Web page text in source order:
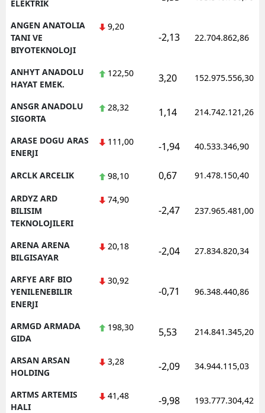
ELEKTRIK
ANGEN ANATOLIA
TANI VE
BIYOTEKNOLOJI
9,20
-2,13 22.704.862,86
ANHYT ANADOLU
HAYAT EMEK.
122,50 3,20 152.975.556,30
ANSGR ANADOLU
SIGORTA
28,32 1,14 214.742.121,26
ARASE DOGU ARAS
ENERJI
111,00 -1,94 40.533.346,90
ARCLK ARCELIK 98,10 0,67 91.478.150,40
ARDYZ ARD
BILISIM
TEKNOLOJILERI
74,90
-2,47 237.965.481,00
ARENA ARENA
BILGISAYAR
20,18 -2,04 27.834.820,34
ARFYE ARF BIO
YENILENEBILIR
ENERJI
30,92
-0,71 96.348.440,86
ARMGD ARMADA
GIDA
198,30 5,53 214.841.345,20
ARSAN ARSAN
HOLDING
3,28 -2,09 34.944.115,03
ARTMS ARTEMIS
HALI
41,48 -9,98 193.777.304,42